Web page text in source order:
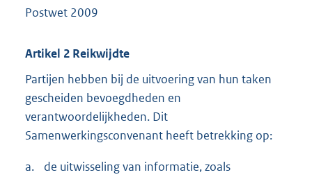
Postwet 2009
Artikel 2 Reikwijdte
Partijen hebben bij de uitvoering van hun taken
gescheiden bevoegdheden en
verantwoordelijkheden. Dit
Samenwerkingsconvenant heeft betrekking op:
a.
de uitwisseling van informatie, zoals